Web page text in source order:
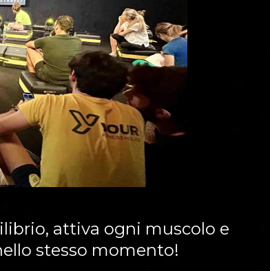
attiva ogni muscolo e
stesso momento!